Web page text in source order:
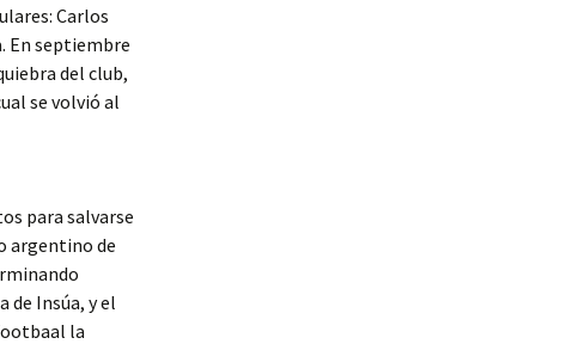
Carlos
En septiembre
del club,
se volvió al
para salvarse
argentino de
de Insúa, y el
la